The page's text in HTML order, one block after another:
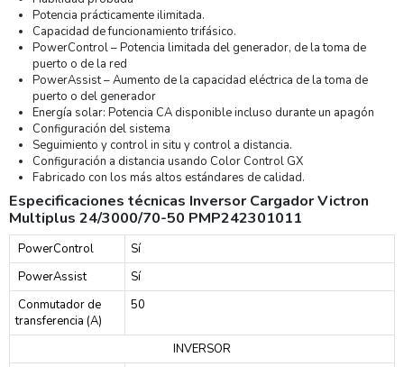
Potencia prácticamente ilimitada.
Capacidad de funcionamiento trifásico.
PowerControl – Potencia limitada del generador, de la toma de
puerto o de la red
PowerAssist – Aumento de la capacidad eléctrica de la toma de
puerto o del generador
Energía solar: Potencia CA disponible incluso durante un apagón
Configuración del sistema
Seguimiento y control in situ y control a distancia.
Configuración a distancia usando Color Control GX
Fabricado con los más altos estándares de calidad.
Especificaciones técnicas Inversor Cargador Victron
Multiplus 24/3000/70-50 PMP242301011
PowerControl
Sí
PowerAssist
Sí
Conmutador de
transferencia (A)
50
INVERSOR